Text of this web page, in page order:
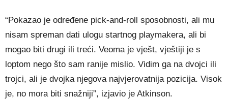
“Pokazao je određene pick-and-roll sposobnosti, ali mu
nisam spreman dati ulogu startnog playmakera, ali bi
mogao biti drugi ili treći. Veoma je vješt, vještiji je s
loptom nego što sam ranije mislio. Vidim ga na dvojci ili
trojci, ali je dvojka njegova najvjerovatnija pozicija. Visok
je, no mora biti snažniji”, izjavio je Atkinson.